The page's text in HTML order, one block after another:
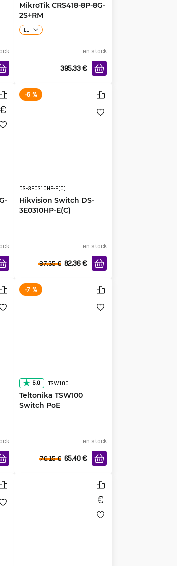
MikroTik CRS418-8P-8G-
2S+RM
EU
en stock
395.33 €
-6 %
DS-3E0310HP-E(C)
Hikvision Switch DS-
3E0310HP-E(C)
en stock
87.35 € 82.36 €
-7 %
5.0 TSW100
Teltonika TSW100
Switch PoE
en stock
70.15 € 65.40 €